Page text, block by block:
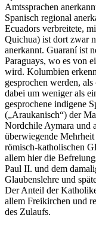
Amtssprachen
Spanisch regional
Ecuadors verbreitete,
Quichua) ist dort zwar
anerkannt. Guaraní ist
Paraguays, wo es von
wird. Kolumbien
gesprochen werden,
dabei um weniger als
gesprochene indigene
(„Araukanisch“) der
Nordchile Aymara und
überwiegende
römisch-katholischen
allem hier die
Paul II. und dem
Glaubenslehre und
Der Anteil der
allem Freikirchen und
des Zulaufs.